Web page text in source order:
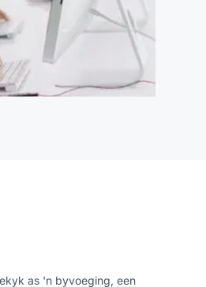
as 'n byvoeging, een